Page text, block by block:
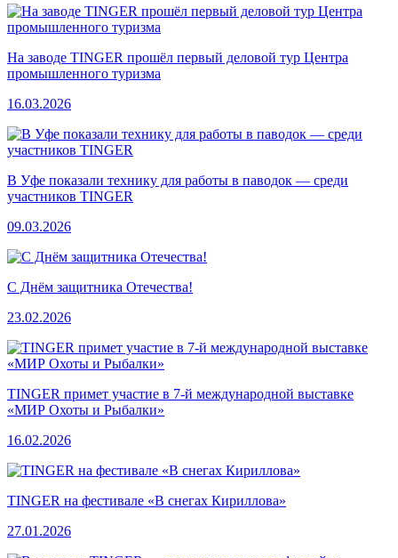
На заводе TINGER прошёл первый деловой тур Центра
промышленного туризма
16.03.2026
В Уфе показали технику для работы в паводок — среди
участников TINGER
09.03.2026
С Днём защитника Отечества!
23.02.2026
TINGER примет участие в 7-й международной выставке
«МИР Охоты и Рыбалки»
16.02.2026
TINGER на фестивале «В снегах Кириллова»
27.01.2026